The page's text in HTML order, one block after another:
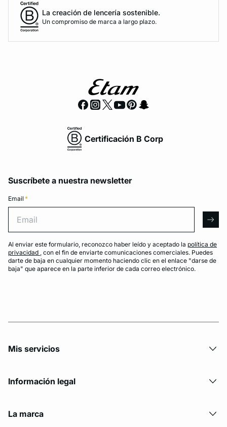
La creación de lencería sostenible.
Un compromiso de marca a largo plazo.
Certificación B Corp
Suscríbete a nuestra newsletter
Email *
Al enviar este formulario, reconozco haber leído y aceptado la política de
privacidad , con el fin de enviarte comunicaciones comerciales. Puedes
darte de baja en cualquier momento haciendo clic en el enlace "darse de
baja" que aparece en la parte inferior de cada correo electrónico.
Mis servicios
Información legal
La marca